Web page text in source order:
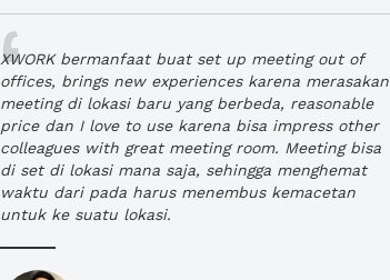
XWORK bermanfaat buat set up meeting out of
offices, brings new experiences karena merasakan
meeting di lokasi baru yang berbeda, reasonable
price dan I love to use karena bisa impress other
colleagues with great meeting room. Meeting bisa
di set di lokasi mana saja, sehingga menghemat
waktu dari pada harus menembus kemacetan
untuk ke suatu lokasi.